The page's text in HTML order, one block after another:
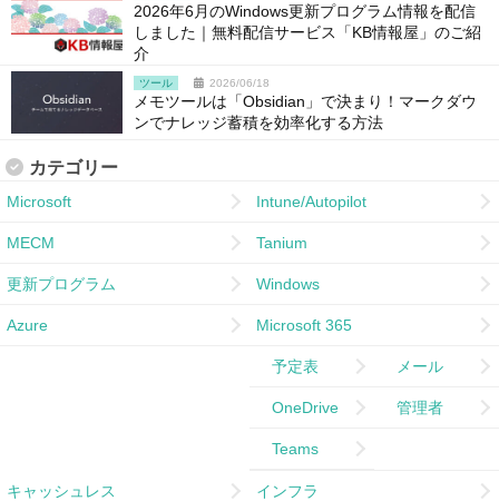
2026年6月のWindows更新プログラム情報を配信
しました｜無料配信サービス「KB情報屋」のご紹
介
ツール 2026/06/18
メモツールは「Obsidian」で決まり！マークダウ
ンでナレッジ蓄積を効率化する方法
カテゴリー
Microsoft Intune/Autopilot
MECM Tanium
更新プログラム Windows
Azure Microsoft 365
予定表 メール
OneDrive 管理者
Teams
キャッシュレス インフラ